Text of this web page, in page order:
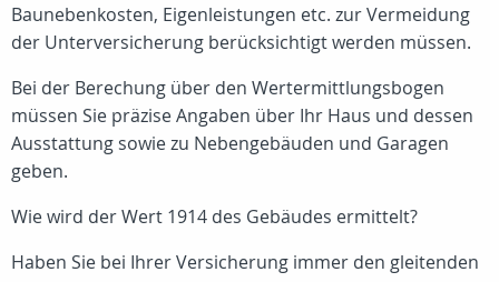
Baunebenkosten, Eigenleistungen etc. zur Vermeidung
der Unterversicherung berücksichtigt werden müssen.
Bei der Berechung über den Wertermittlungsbogen
müssen Sie präzise Angaben über Ihr Haus und dessen
Ausstattung sowie zu Nebengebäuden und Garagen
geben.
Wie wird der Wert 1914 des Gebäudes ermittelt?
Haben Sie bei Ihrer Versicherung immer den gleitenden